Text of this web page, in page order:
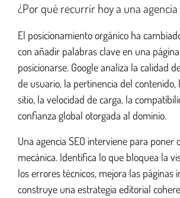
¿Por qué recurrir hoy a una agencia
El posicionamiento orgánico ha
con añadir palabras clave en una
posicionarse. Google analiza la calidad
de usuario, la pertinencia del
sitio, la velocidad de carga, la
confianza global otorgada al dominio.
Una agencia SEO interviene para poner
mecánica. Identifica lo que bloquea la
los errores técnicos, mejora las páginas
construye una estrategia editorial